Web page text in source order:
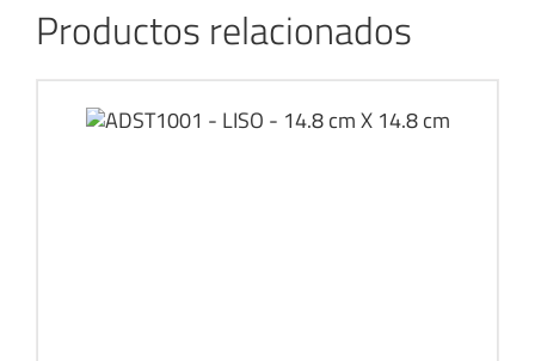
Productos relacionados